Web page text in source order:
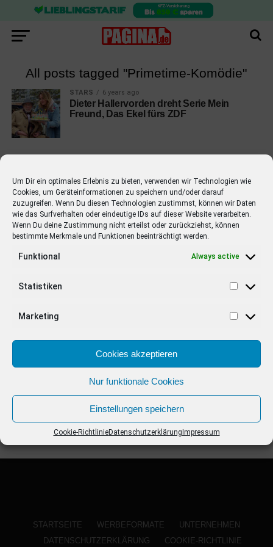
Um Dir ein optimales Erlebnis zu bieten, verwenden wir Technologien wie
Cookies, um Geräteinformationen zu speichern und/oder darauf
zuzugreifen. Wenn Du diesen Technologien zustimmst, können wir Daten
wie das Surfverhalten oder eindeutige IDs auf dieser Website verarbeiten.
Wenn Du deine Zustimmung nicht erteilst oder zurückziehst, können
bestimmte Merkmale und Funktionen beeinträchtigt werden.
Funktional Always active
Statistiken
Marketing
Cookies akzeptieren
Nur funktionale Cookies
Einstellungen speichern
Cookie-RichtlinieDatenschutzerklärung Impressum
All posts tagged "Primetime-Komödie"
STARS 6 years ago
Dieter Hallervorden dreht Serie Mein
Freund, Das Ekel fürs ZDF
EMPFOHLEN
STARS 4 years ago
Barbara Schöneberger Moderatorin
von “Verstehen Sie Spaß?”
STARTSEITE WERBEFORMATE
UNTERNEHMEN
DATENSCHUTZERKLÄRUNG
COOKIE-RICHTLINIE